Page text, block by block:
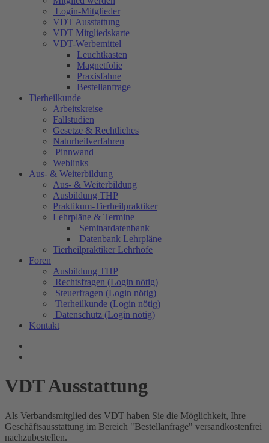
Login-Mitglieder
VDT Ausstattung
VDT Mitgliedskarte
VDT-Werbemittel
Leuchtkasten
Magnetfolie
Praxisfahne
Bestellanfrage
Tierheilkunde
Arbeitskreise
Fallstudien
Gesetze & Rechtliches
Naturheilverfahren
Pinnwand
Weblinks
Aus- & Weiterbildung
Aus- & Weiterbildung
Ausbildung THP
Praktikum-Tierheilpraktiker
Lehrpläne & Termine
Seminardatenbank
Datenbank Lehrpläne
Tierheilpraktiker Lehrhöfe
Foren
Ausbildung THP
Rechtsfragen (Login nötig)
Steuerfragen (Login nötig)
Tierheilkunde (Login nötig)
Datenschutz (Login nötig)
Kontakt
VDT Ausstattung
Als Verbandsmitglied des VDT haben Sie die Möglichkeit, Ihre
Geschäftsausstattung im Bereich "Bestellanfrage" versandkostenfrei
nachzubestellen.